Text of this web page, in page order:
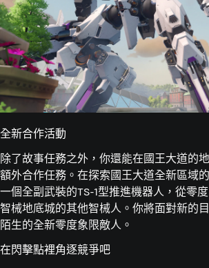
全新合作活動
除了故事任務之外，你還能在國王大道的
額外合作任務。在探索國王大道全新區域
一個全副武裝的TS-1型推進機器人，從零
智械地底城的其他智械人。你將面對新的
陌生的全新零度象限敵人。
在閃擊點裡角逐競爭吧